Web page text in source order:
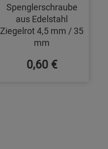
Spenglerschraube
aus Edelstahl
Ziegelrot 4,5 mm / 35
mm
0,60 €